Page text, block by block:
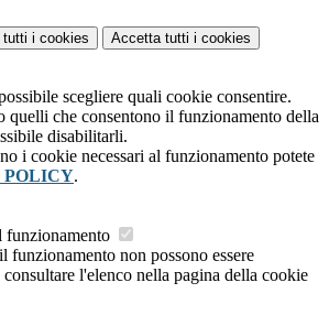
tutti i cookies Accetta tutti i cookies
scegliere quali cookie consentire.
quelli che consentono il funzionamento della
disabilitarli.
i cookie necessari al funzionamento potete
POLICY.
funzionamento
funzionamento non possono essere
l'elenco nella pagina della cookie